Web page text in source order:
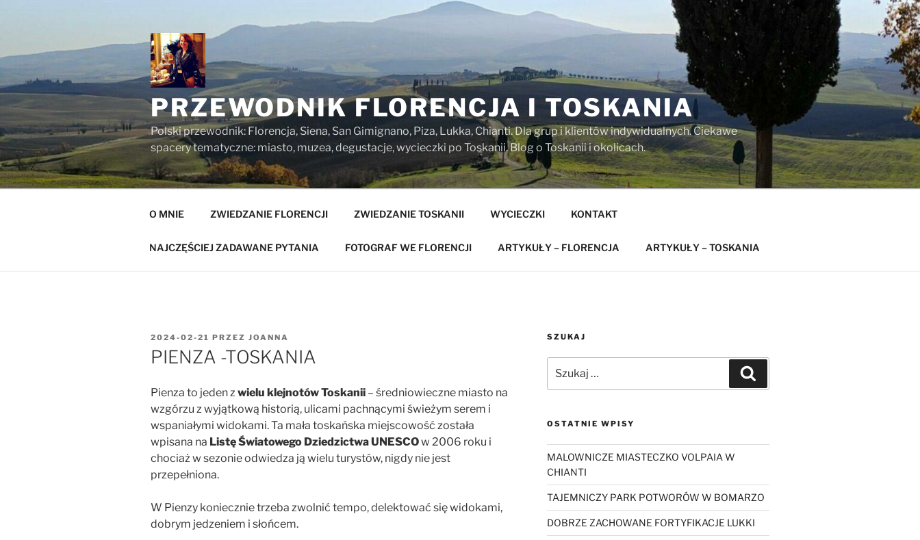
PRZEWODNIK FLORENCJA I TOSKANIA
Polski przewodnik: Florencja, Siena, San Gimignano, Piza, Lukka, Chianti. Dla grup i klientów indywidualnych. Ciekawe
spacery tematyczne: miasto, muzea, degustacje, wycieczki po Toskanii. Blog o Toskanii i okolicach.
O MNIE ZWIEDZANIE FLORENCJI ZWIEDZANIE TOSKANII WYCIECZKI KONTAKT
NAJCZĘŚCIEJ ZADAWANE PYTANIA FOTOGRAF WE FLORENCJI ARTYKUŁY – FLORENCJA ARTYKUŁY – TOSKANIA
OPUBLIKOWANE
W
2024-02-21 PRZEZ JOANNA
PIENZA -TOSKANIA
Pienza to jeden zwielu klejnotów Toskanii – średniowieczne miasto na
wzgórzu z wyjątkową historią, ulicami pachnącymi świeżym serem i
wspaniałymi widokami. Ta mała toskańska miejscowość została
wpisana na Listę Światowego Dziedzictwa UNESCOw 2006 roku i
chociaż w sezonie odwiedza ją wielu turystów, nigdy nie jest
przepełniona.
W Pienzy koniecznie trzeba zwolnić tempo, delektować się widokami,
dobrym jedzeniem i słońcem.
SZUKAJ
OSTATNIE WPISY
MALOWNICZE MIASTECZKO VOLPAIA W
CHIANTI
TAJEMNICZY PARK POTWORÓW W BOMARZO
DOBRZE ZACHOWANE FORTYFIKACJE LUKKI